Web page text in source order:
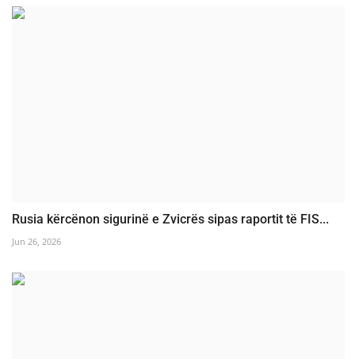
Rusia kërcënon sigurinë e Zvicrës sipas raportit të FIS...
Jun 26, 2026